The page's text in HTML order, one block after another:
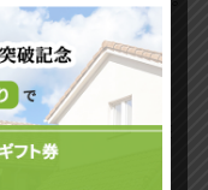
切ることです。
ップ」として、座